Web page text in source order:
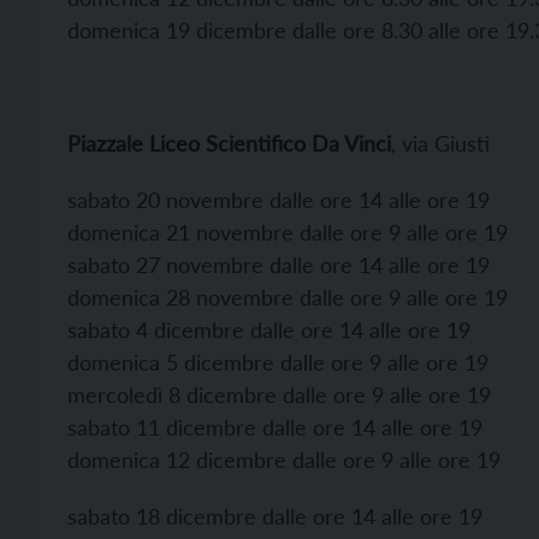
domenica 19 dicembre dalle ore 8.30 alle ore
Piazzale Liceo Scientifico Da Vinci , via Giusti
sabato 20 novembre dalle ore 14 alle ore 19
domenica 21 novembre dalle ore 9 alle ore 19
sabato 27 novembre dalle ore 14 alle ore 19
domenica 28 novembre dalle ore 9 alle ore 19
sabato 4 dicembre dalle ore 14 alle ore 19
domenica 5 dicembre dalle ore 9 alle ore 19
mercoledì 8 dicembre dalle ore 9 alle ore 19
sabato 11 dicembre dalle ore 14 alle ore 19
domenica 12 dicembre dalle ore 9 alle ore 19
sabato 18 dicembre dalle ore 14 alle ore 19